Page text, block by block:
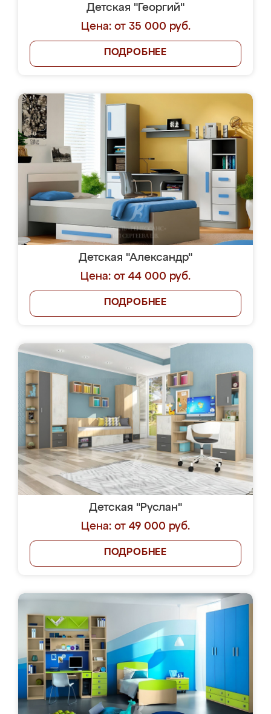
Детская "Георгий"
Цена: от 35 000 руб.
ПОДРОБНЕЕ
Детская "Александр"
Цена: от 44 000 руб.
ПОДРОБНЕЕ
Детская "Руслан"
Цена: от 49 000 руб.
ПОДРОБНЕЕ